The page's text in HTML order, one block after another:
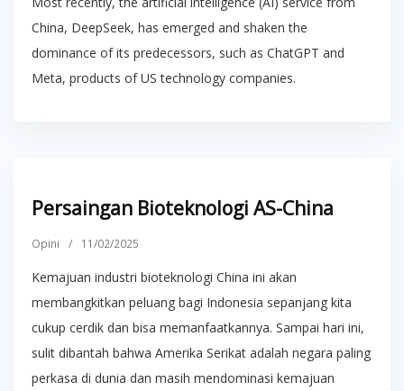
China, DeepSeek, has emerged and shaken the
dominance of its predecessors, such as ChatGPT and
Meta, products of US technology companies.
Persaingan Bioteknologi AS-China
Opini / 11/02/2025
Kemajuan industri bioteknologi China ini akan
membangkitkan peluang bagi Indonesia sepanjang kita
cukup cerdik dan bisa memanfaatkannya. Sampai hari ini,
sulit dibantah bahwa Amerika Serikat adalah negara paling
perkasa di dunia dan masih mendominasi kemajuan